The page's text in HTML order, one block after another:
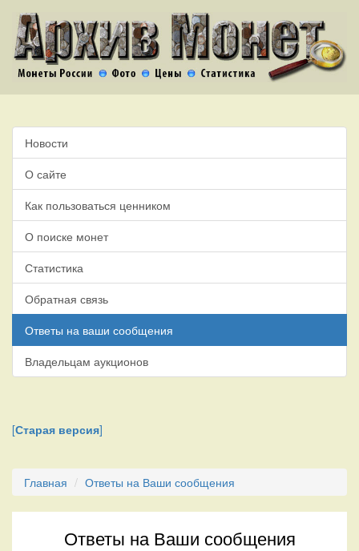
Новости
О сайте
Как пользоваться ценником
О поиске монет
Статистика
Обратная связь
Ответы на ваши сообщения
Владельцам аукционов
[Старая версия]
Главная Ответы на Ваши сообщения
Ответы на Ваши сообщения